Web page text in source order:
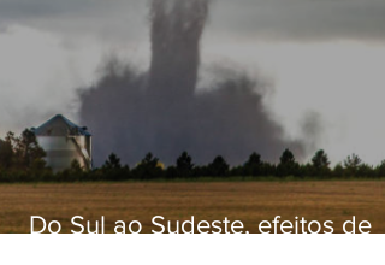
Do Sul ao Sudeste, efeitos de